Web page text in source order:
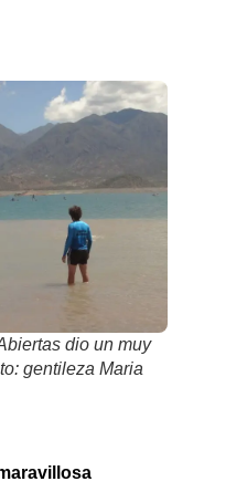
dio un muy
gentileza Maria